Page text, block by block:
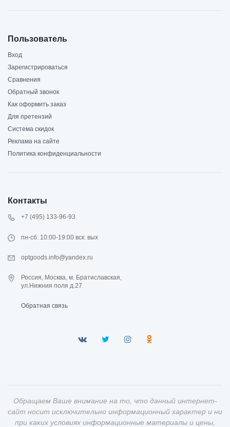
Пользователь
Вход
Зарегистрироваться
Сравнения
Обратный звонок
Как оформить заказ
Для претензий
Система скидок
Реклама на сайте
Политика конфиденциальности
Контакты
+7 (495) 133-96-93
пн-сб: 10:00-19:00 вск: вых
optgoods.info@yandex.ru
Россия, Москва, м. Братиславская,
ул.Нижния поля д.27
Обратная связь
Обращаем Ваше внимание на то, что данный интернет-
сайт носит исключительно информационный характер и ни
при каких условиях информационные материалы и цены,